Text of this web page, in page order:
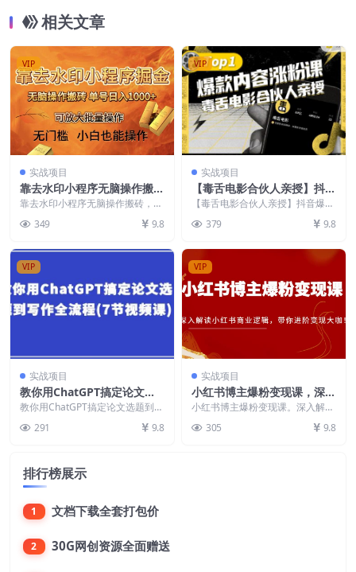
相关文章
VIP
实战项目
靠去水印小程序无脑操作搬
砖，单号日入1000+保姆级教
程可放大批量操作【揭秘】
靠去水印小程序无脑操作搬砖，单
量操作【揭秘】 ...
349 9.8
VIP
实战项目
【毒舌电影合伙人亲授】抖音
爆款内容涨粉课，5000万抖
音大号首次披露涨粉机密
【毒舌电影合伙人亲授】抖音爆款
次披露涨粉机密 5...
379 9.8
VIP
实战项目
教你用ChatGPT搞定论文选
题到写作全流程(7节视频课)
教你用ChatGPT搞定论文选题到写
001....
291 9.8
VIP
实战项目
小红书博主爆粉变现课，深入
解读小红书商业逻辑，带你进
小红书博主爆粉变现课。深入解读
咖！ 课程目录： 0...
305 9.8
排行榜展示
1 文档下载全套打包价
2 30G网创资源全面赠送